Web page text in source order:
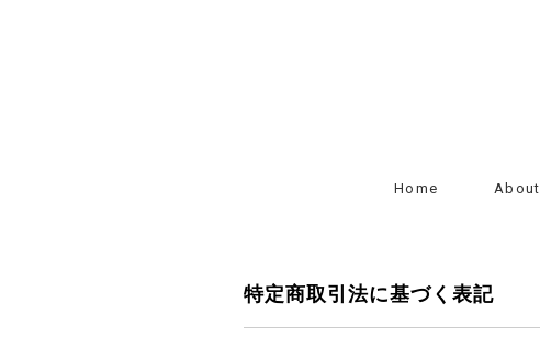
Home About
特定商取引法に基づく表記